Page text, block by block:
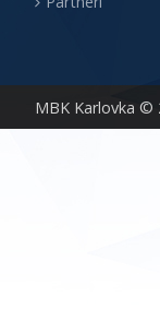
MBK Karlovka ©